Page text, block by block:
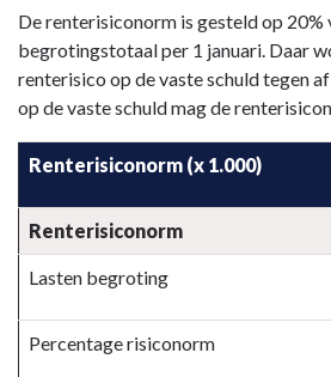
De renterisiconorm is gesteld op 20%
begrotingstotaal per 1 januari. Daar
renterisico op de vaste schuld tegen
op de vaste schuld mag de
Renterisiconorm (x 1.000)
Renterisiconorm
Lasten begroting
Percentage risiconorm